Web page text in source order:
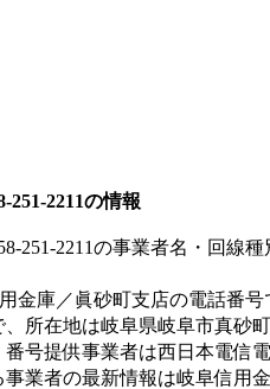
251-2211の情報
251-2211の事業者名・回線
金庫／眞砂町支店の電話番号
、所在地は岐阜県岐阜市真砂
番号提供事業者は西日本電信
業者の最新情報は岐阜信用